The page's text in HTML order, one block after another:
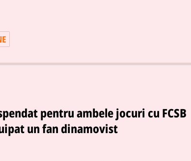
pentru ambele jocuri cu FCSB
un fan dinamovist